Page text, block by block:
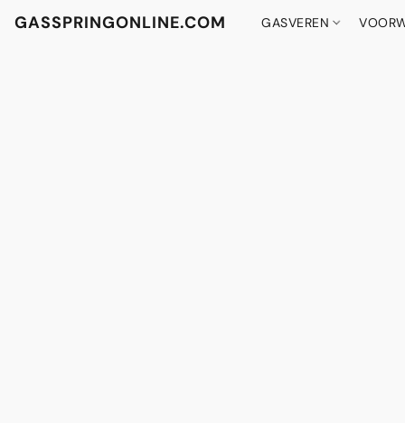
GASSPRINGONLINE.COM GASVEREN